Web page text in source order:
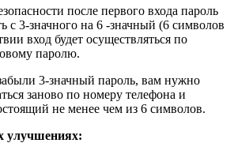
после первого входа пароль
с 3-значного на 6 -значный (6 символов
вход будет осуществляться по
паролю.
3-значный пароль, вам нужно
заново по номеру телефона и
не менее чем из 6 символов.
улучшениях: